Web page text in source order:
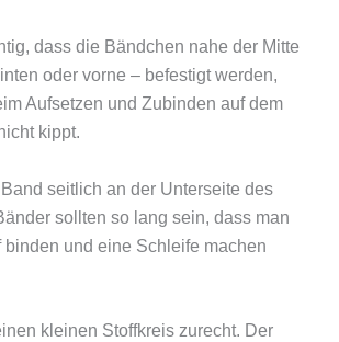
dass die Bändchen nahe der Mitte
oder vorne – befestigt werden,
Aufsetzen und Zubinden auf dem
kippt.
seitlich an der Unterseite des
sollten so lang sein, dass man
binden und eine Schleife machen
kleinen Stoffkreis zurecht. Der